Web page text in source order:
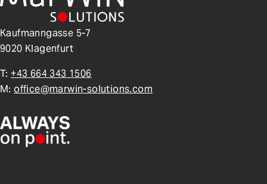
Kaufmanngasse 5-7
9020 Klagenfurt
T: +43 664 343 1506
M:office@marwin-solutions.com